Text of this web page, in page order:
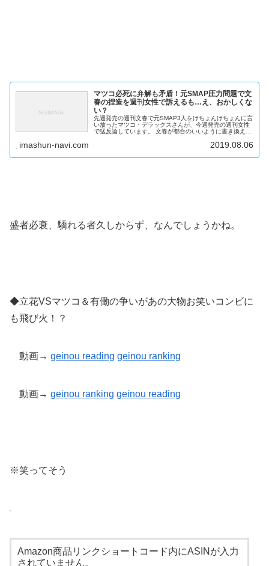
マツコ必死に弁解も矛盾！元SMAP圧力問題で文
春の捏造を週刊女性で訴えるも…え、おかしくな
い？
先週発売の週刊文春で元SMAP3人をけちょんけちょんに言
い放ったマツコ・デラックスさんが、今週発売の週刊女性
で猛反論しています。 文春が都合のいいように書き換えた
imashun-navi.com 2019.08.06
盛者必衰、驕れる者久しからず、なんでしょうかね。
◆立花VSマツコ＆有働の争いがあの大物お笑いコンビに
も飛び火！？
動画→ geinou reading geinou ranking
動画→ geinou ranking geinou reading
※笑ってそう
Amazon商品リンクショートコード内にASINが入力
されていません。